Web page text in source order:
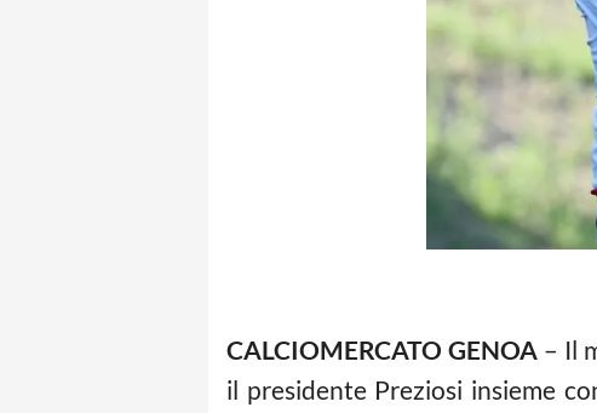
CALCIOMERCATO GENOA– Il
il presidente Preziosi insieme